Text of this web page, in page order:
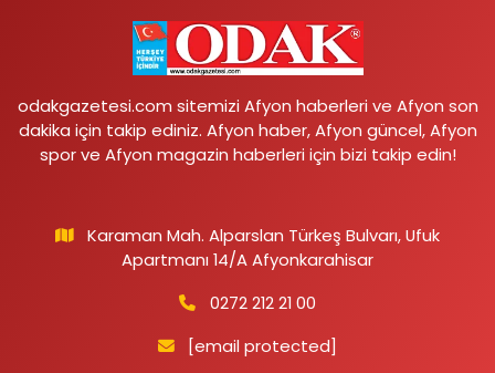
odakgazetesi.com sitemizi Afyon haberleri ve Afyon son
dakika için takip ediniz. Afyon haber, Afyon güncel, Afyon
spor ve Afyon magazin haberleri için bizi takip edin!
Karaman Mah. Alparslan Türkeş Bulvarı, Ufuk
Apartmanı 14/A Afyonkarahisar
0272 212 21 00
[email protected]